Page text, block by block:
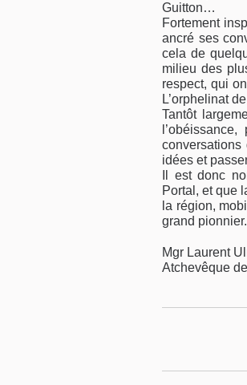
Guitton…
Fortement
ancré ses
cela de
milieu des
respect, qui
L’orphelinat
Tantôt
idées et
Il est donc
Portal, et que
la région,
grand pionnier.
Mgr Laurent
Atchevêque